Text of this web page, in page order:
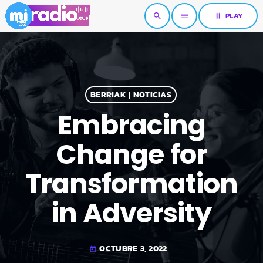
search menu pause PLAY
BERRIAK | NOTICIAS
Embracing
Change for
Transformation
in Adversity
today OCTUBRE 3, 2022